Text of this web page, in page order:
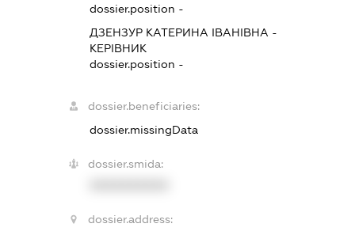
dossier.position -
ДЗЕНЗУР КАТЕРИНА ІВАНІВНА -
КЕРІВНИК
dossier.position -
dossier.beneficiaries:
dossier.missingData
dossier.smida:
dossier.address: